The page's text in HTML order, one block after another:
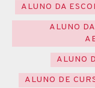
ALUNO DA
ALUNO
ALUNO
ALUNO DE